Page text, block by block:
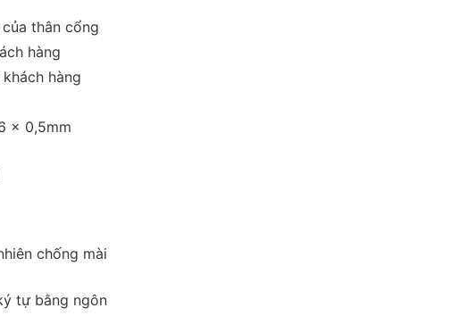
thân cổng
hàng
hàng
x 0,5mm
chống mài
tự bằng ngôn